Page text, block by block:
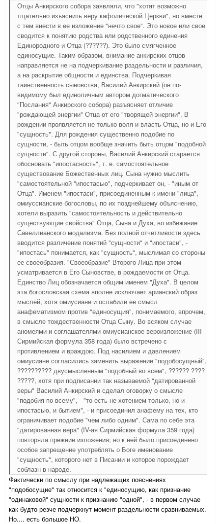
Отцы Анкирского собора заявляли, что "хотят возможно
тщательно изъяснить веру кафолической Церкви", но вместе
с тем внести в ее изложение "нечто свое". Это новое или свое
сводится к понятию родства или родственного единения
Единородного и Отца (??????). Это было смягченное
единосущие. Таким образом, внимание анкирских отцов
направляется не на подчеркивание раздельности и различия,
а на раскрытие общности и единства. Подчеркивая
таинственность сыновства, Василий Анкирский (он по-
видимому был единоличным автором догматического
"Послания" Анкирского собора) разъясняет отличие
"рождающей энергии" Отца от его "творящей энергии". В
рождении проявляется не только воля и власть Отца, но и Его
"сущность". Для рождения существенно подобие по
сущности, - быть отцом вообще значить быть отцом "подобной
сущности". С другой стороны, Василий Анкирский старается
обосновать "ипостасность", т. е. самостоятельное
существование Божественных лиц. Сына нужно мыслить
"самостоятельной "ипостасью", подчеркивает он, - "иным от
Отца". Именем "ипостаси", присоединенным к имени "лица",
омиуссианские богословы, по их позднейшему объяснению,
хотели выразить "самостоятельность и действительно
существующие свойства" Отца, Сына и Духа, во избежание
Савеллианского модализма. Без полной отчетливости здесь
вводится различение понятий "сущности" и "ипостаси", -
"ипостась" понимается, как "сущность", мыслимая со стороны
ее своеобразия. "Своеобразие" Второго Лица при этом
усматривается в Его Сыновстве, в рождаемости от Отца.
Единство Лиц обозначается общим именем "Духа". В целом
эта богословская схема вполне исключает арианский образ
мыслей, хотя омиусиане и ослабили ее смысл
анафематизмом против "единосущия", понимаемого, впрочем,
в смысле тождественности Отца Сыну. Во всяком случае
аномеями и соглашателями омиусианское вероизложение (III
Сирмийская формула 358 года) было встречено с
противлением и враждою. Под насилием и давлением
омиусиане согласились заменить выражение "подобосущный",
?????????? двусмысленным "подобный во всем", ?????? ????
?????, хотя при подписании так называемой "датированной
веры" Василий Анкирский и сделал оговорку о смысле
"подобия по всему", - "то есть не хотением только, но и
ипостасью, и бытием", - и присоединил анафему на тех, кто
ограничивает подобие "чем либо одним". Сама по себе эта
"датированная вера" (IV-ая Сирмийская формула 359 года)
повторяла прежние изложения; но к ней было присоединено
особое запрещение употреблять о Боге именование
"сущность", которого нет в Писании и которое порождает
соблазн в народе.
Фактически по смыслу при надлежащих пояснениях
"подобосущие" так относится к "единосущию, как признание
"одинаковой" сущности к признанию "одной", - в первом случае
как будто резче подчеркнут момент раздельности сравниваемых.
Но.... есть большое НО.